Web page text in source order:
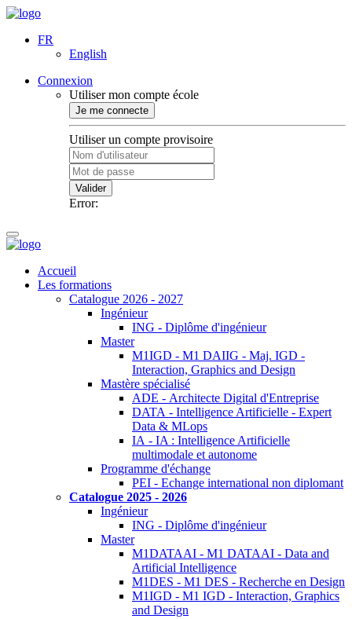
FR
English
Connexion
Utiliser mon compte école
Je me connecte
Utiliser un compte provisoire
Valider
Error:
Accueil
Les formations
Catalogue 2026 - 2027
Ingénieur
ING - Diplôme d'ingénieur
Master
M1IGD - M1 DAIIG - Maj. IGD -
Interaction, Graphics and Design
Mastère spécialisé
ADE - Architecte Digital d'Entreprise
DATA - Intelligence Artificielle - Expert
Data & MLops
IA - IA : Intelligence Artificielle
multimodale et autonome
Programme d'échange
PEI - Echange international non diplomant
Catalogue 2025 - 2026
Ingénieur
ING - Diplôme d'ingénieur
Master
M1DATAAI - M1 DATAAI - Data and
Artificial Intelligence
M1DES - M1 DES - Recherche en Design
M1IGD - M1 IGD - Interaction, Graphics
and Design